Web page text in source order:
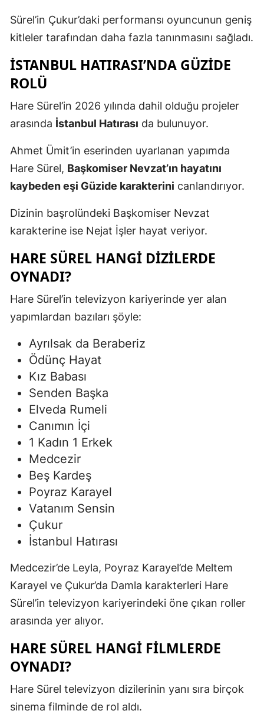
Sürel’in Çukur’daki performansı oyuncunun geniş
kitleler tarafından daha fazla tanınmasını sağladı.
İSTANBUL HATIRASI’NDA GÜZIDE
ROLÜ
Hare Sürel’in 2026 yılında dahil olduğu projeler
arasında İstanbul Hatırası da bulunuyor.
Ahmet Ümit’in eserinden uyarlanan yapımda
Hare Sürel, Başkomiser Nevzat’ın hayatını
kaybeden eşi Güzide karakterini canlandırıyor.
Dizinin başrolündeki Başkomiser Nevzat
karakterine ise Nejat İşler hayat veriyor.
HARE SÜREL HANGI DIZILERDE
OYNADI?
Hare Sürel’in televizyon kariyerinde yer alan
yapımlardan bazıları şöyle:
Ayrılsak da Beraberiz
Ödünç Hayat
Kız Babası
Senden Başka
Elveda Rumeli
Canımın İçi
1 Kadın 1 Erkek
Medcezir
Beş Kardeş
Poyraz Karayel
Vatanım Sensin
Çukur
İstanbul Hatırası
Medcezir’de Leyla, Poyraz Karayel’de Meltem
Karayel ve Çukur’da Damla karakterleri Hare
Sürel’in televizyon kariyerindeki öne çıkan roller
arasında yer alıyor.
HARE SÜREL HANGI FILMLERDE
OYNADI?
Hare Sürel televizyon dizilerinin yanı sıra birçok
sinema filminde de rol aldı.